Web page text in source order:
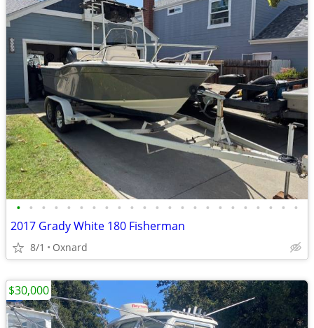
• • • • • • • • • • • • • • • • • • • • • • •
2017 Grady White 180 Fisherman
8/1 Oxnard
$30,000